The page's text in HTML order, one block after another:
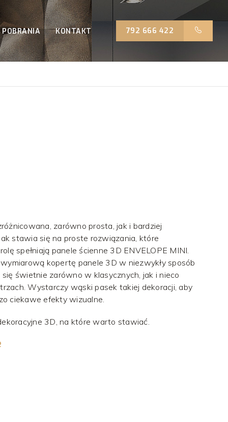
POBRANIA KONTAKT 792 666 422
zarówno prosta, jak i bardziej
stawia się na proste rozwiązania, które
spełniają panele ścienne 3D ENVELOPE MINI.
kopertę panele 3D w niezwykły sposób
świetnie zarówno w klasycznych, jak i nieco
Wystarczy wąski pasek takiej dekoracji, aby
ciekawe efekty wizualne.
3D, na które warto stawiać.